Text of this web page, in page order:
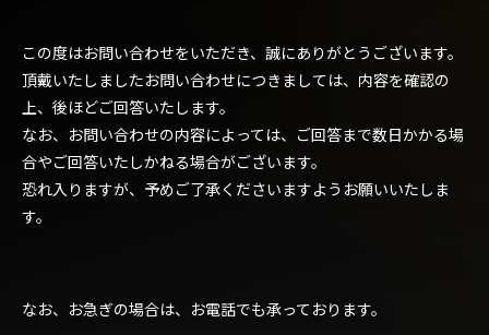
この度はお問い合わせをいただき、誠にありがとうございます。
頂戴いたしましたお問い合わせにつきましては、内容を確認の
上、後ほどご回答いたします。
なお、お問い合わせの内容によっては、ご回答まで数日かかる場
合やご回答いたしかねる場合がございます。
恐れ入りますが、予めご了承くださいますようお願いいたしま
す。
なお、お急ぎの場合は、お電話でも承っております。